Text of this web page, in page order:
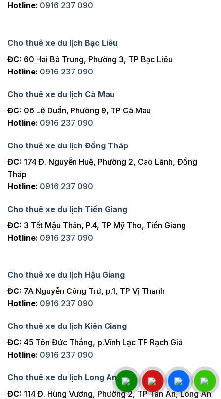
Hotline: 0916 237 090
Cho thuê xe du lịch Bạc Liêu
ĐC: 60 Hai Bà Trưng, Phường 3, TP Bạc Liêu
Hotline: 0916 237 090
Cho thuê xe du lịch Cà Mau
ĐC: 06 Lê Duẩn, Phường 9, TP Cà Mau
Hotline: 0916 237 090
Cho thuê xe du lịch Đồng Tháp
ĐC: 174 Đ. Nguyễn Huệ, Phường 2, Cao Lãnh, Đồng
Tháp
Hotline: 0916 237 090
Cho thuê xe du lịch Tiền Giang
ĐC: 3 Tết Mậu Thân, P.4, TP Mỹ Tho, Tiền Giang
Hotline: 0916 237 090
Cho thuê xe du lịch Hậu Giang
ĐC: 7A Nguyễn Công Trứ, p.1, TP Vị Thanh
Hotline: 0916 237 090
Cho thuê xe du lịch Kiên Giang
ĐC: 45 Tôn Đức Thắng, p.Vĩnh Lạc TP Rạch Giá
Hotline: 0916 237 090
Cho thuê xe du lịch Long An
ĐC: 114 Đ. Hùng Vương, Phường 2, TP Tân An, Long An